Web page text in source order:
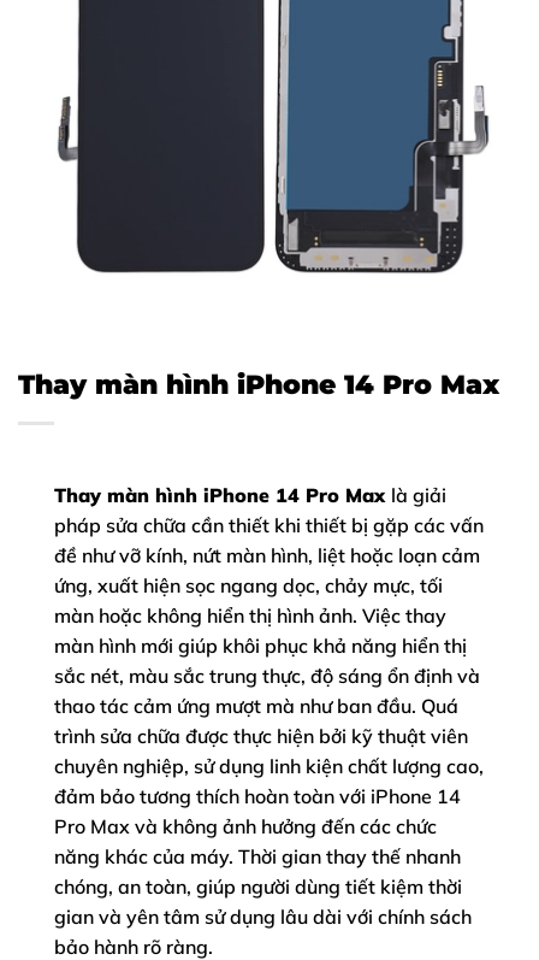
Thay màn hình iPhone 14 Pro Max
Thay màn hình iPhone 14 Pro Max là giải
pháp sửa chữa cần thiết khi thiết bị gặp các vấn
đề như vỡ kính, nứt màn hình, liệt hoặc loạn cảm
ứng, xuất hiện sọc ngang dọc, chảy mực, tối
màn hoặc không hiển thị hình ảnh. Việc thay
màn hình mới giúp khôi phục khả năng hiển thị
sắc nét, màu sắc trung thực, độ sáng ổn định và
thao tác cảm ứng mượt mà như ban đầu. Quá
trình sửa chữa được thực hiện bởi kỹ thuật viên
chuyên nghiệp, sử dụng linh kiện chất lượng cao,
đảm bảo tương thích hoàn toàn với iPhone 14
Pro Max và không ảnh hưởng đến các chức
năng khác của máy. Thời gian thay thế nhanh
chóng, an toàn, giúp người dùng tiết kiệm thời
gian và yên tâm sử dụng lâu dài với chính sách
bảo hành rõ ràng.